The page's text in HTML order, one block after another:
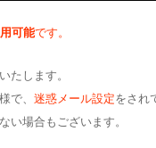
可能です。
たします。
で、 迷惑メール設定をされ
い場合もございます。